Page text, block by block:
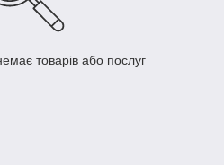
товарів або послуг